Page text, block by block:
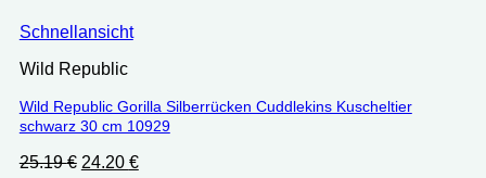
Schnellansicht
Wild Republic
Wild Republic Gorilla Silberrücken Cuddlekins Kuscheltier
schwarz 30 cm 10929
25.19€ Ursprünglicher
24.20 €Aktueller